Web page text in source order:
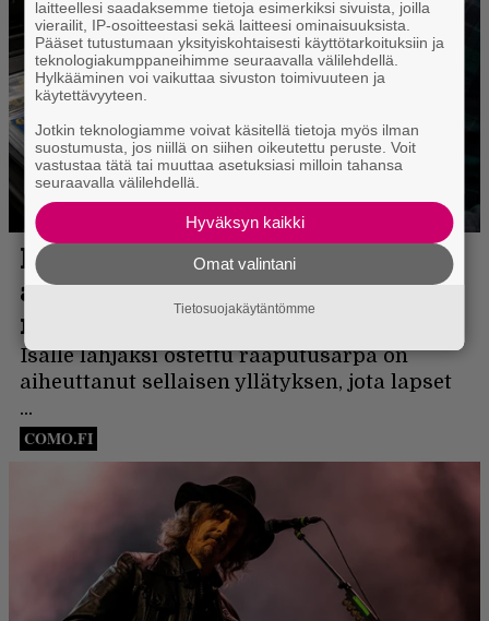
laitteellesi saadaksemme tietoja esimerkiksi sivuista, joilla
vierailit, IP-osoitteestasi sekä laitteesi ominaisuuksista.
Pääset tutustumaan yksityiskohtaisesti käyttötarkoituksiin ja
teknologiakumppaneihimme seuraavalla välilehdellä.
Hylkääminen voi vaikuttaa sivuston toimivuuteen ja
käytettävyyteen.
Jotkin teknologiamme voivat käsitellä tietoja myös ilman
suostumusta, jos niillä on siihen oikeutettu peruste. Voit
vastustaa tätä tai muuttaa asetuksiasi milloin tahansa
seuraavalla välilehdellä.
Hyväksyn kaikki
Omat valintani
Tietosuojakäytäntömme